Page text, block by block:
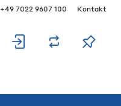
+49 7022 9607 100 Kontakt